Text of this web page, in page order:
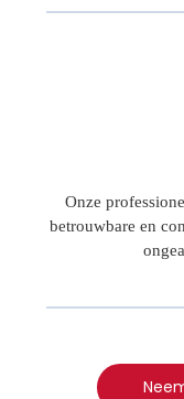
Onze
betrouwbare en